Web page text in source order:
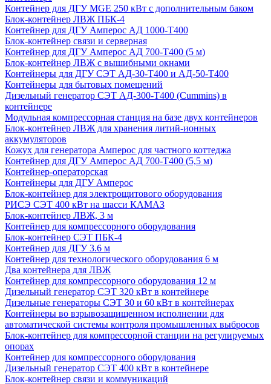
Контейнер для ДГУ MGE 250 кВт с дополнительным баком
Блок-контейнер ЛВЖ ПБК-4
Контейнер для ДГУ Амперос АД 1000-Т400
Блок-контейнер связи и серверная
Контейнер для ДГУ Амперос АД 700-Т400 (5 м)
Блок-контейнер ЛВЖ с вышибными окнами
Контейнеры для ДГУ СЭТ АД-30-Т400 и АД-50-Т400
Контейнеры для бытовых помещений
Дизельный генератор СЭТ АД-300-Т400 (Cummins) в
контейнере
Модульная компрессорная станция на базе двух контейнеров
Блок-контейнер ЛВЖ для хранения литий-ионных
аккумуляторов
Кожух для генератора Амперос для частного коттеджа
Контейнер для ДГУ Амперос АД 700-Т400 (5,5 м)
Контейнер-операторская
Контейнеры для ДГУ Амперос
Блок-контейнер для электрощитового оборудования
РИСЭ СЭТ 400 кВт на шасси КАМАЗ
Блок-контейнер ЛВЖ, 3 м
Контейнер для компрессорного оборудования
Блок-контейнер СЭТ ПБК-4
Контейнер для ДГУ 3.6 м
Контейнер для технологического оборудования 6 м
Два контейнера для ЛВЖ
Контейнер для компрессорного оборудования 12 м
Дизельный генератор СЭТ 320 кВт в контейнере
Дизельные генераторы СЭТ 30 и 60 кВт в контейнерах
Контейнеры во взрывозащищенном исполнении для
автоматической системы контроля промышленных выбросов
Блок-контейнер для компрессорной станции на регулируемых
опорах
Контейнер для компрессорного оборудования
Дизельный генератор СЭТ 400 кВт в контейнере
Блок-контейнер связи и коммуникаций